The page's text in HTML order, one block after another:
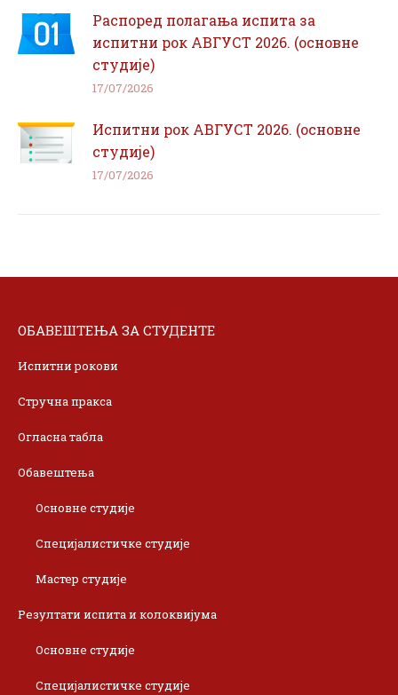
Распоред полагања испита за
испитни рок АВГУСТ 2026. (основне
студије)
17/07/2026
Испитни рок АВГУСТ 2026. (основне
студије)
17/07/2026
ОБАВЕШТЕЊА ЗА СТУДЕНТЕ
Испитни рокови
Стручна пракса
Огласна табла
Обавештења
Основне студије
Специјалистичке студије
Мастер студије
Резултати испита и колоквијума
Основне студије
Специјалистичке студије